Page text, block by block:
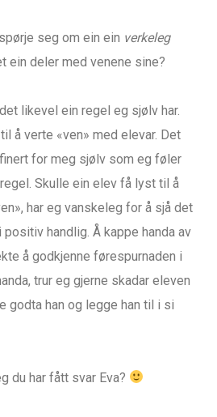
seg om ein ein verkeleg
ein deler med venene sine?
likevel ein regel eg sjølv har.
å verte «ven» med elevar. Det
for meg sjølv som eg føler
Skulle ein elev få lyst til å
har eg vanskeleg for å sjå det
positiv handlig. Å kappe handa av
å godkjenne førespurnaden i
trur eg gjerne skadar eleven
godta han og legge han til i si
du har fått svar Eva?